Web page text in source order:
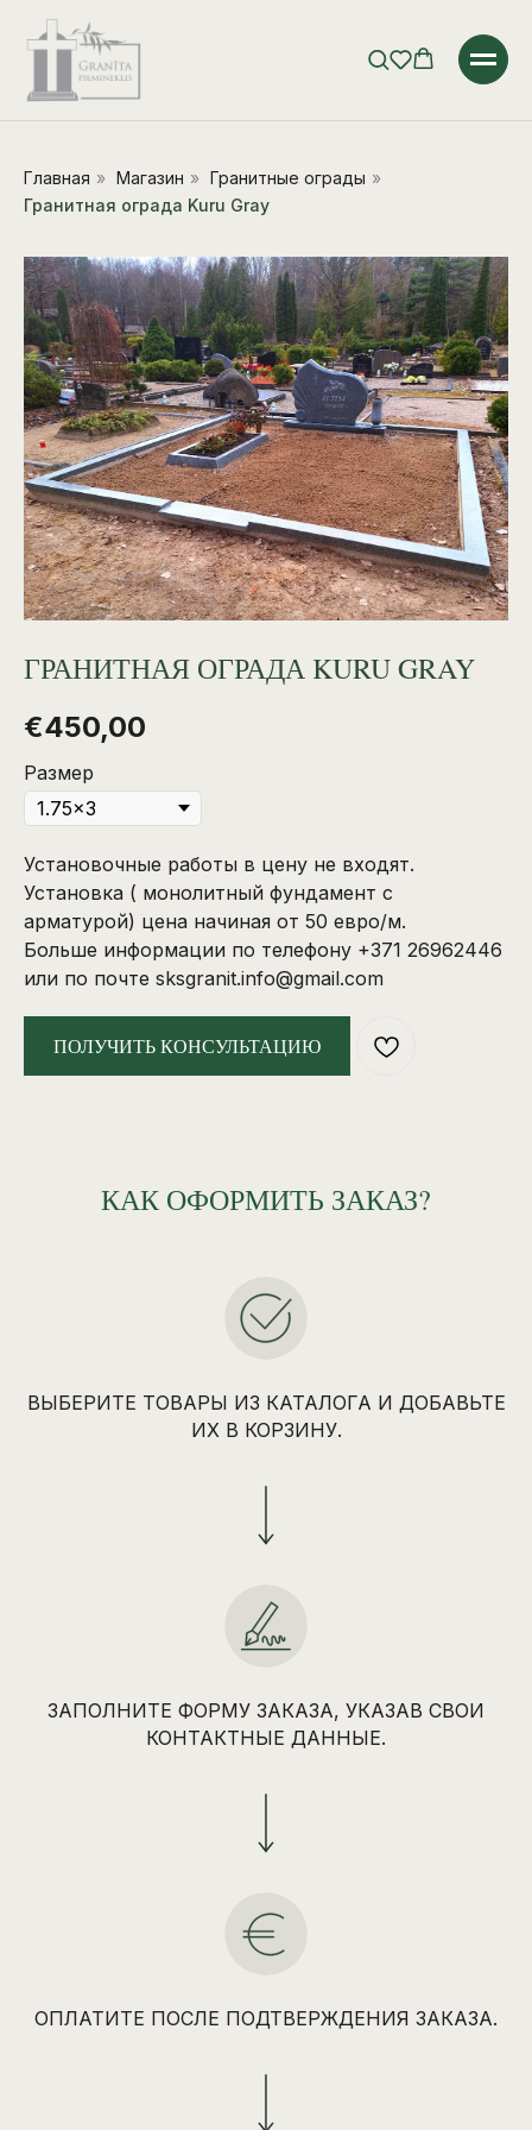
Главная » Магазин » Гранитные ограды »
Гранитная ограда Kuru Gray
ГРАНИТНАЯ ОГРАДА KURU GRAY
€450,00
Размер
Установочные работы в цену не входят.
Установка ( монолитный фундамент с
арматурой) цена начиная от 50 евро/м.
Больше информации по телефону +371 26962446
или по почте sksgranit.info@gmail.com
ПОЛУЧИТЬ КОНСУЛЬТАЦИЮ
КАК ОФОРМИТЬ ЗАКАЗ?
ВЫБЕРИТЕ ТОВАРЫ ИЗ КАТАЛОГА И ДОБАВЬТЕ
ИХ В КОРЗИНУ.
ЗАПОЛНИТЕ ФОРМУ ЗАКАЗА, УКАЗАВ СВОИ
КОНТАКТНЫЕ ДАННЫЕ.
ОПЛАТИТЕ ПОСЛЕ ПОДТВЕРЖДЕНИЯ ЗАКАЗА.